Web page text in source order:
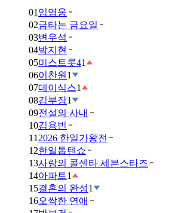
01 임영웅
02금타는 금요일
03변우석
04박지현
05미스트롯41
06이찬원 1
07데이식스1
08김부장1
09전설의 사내
10김용빈
11 2026 한일가왕전
12한일톱텐쇼
13사랑의 콜센타 세븐스타즈
14아파트1
15결혼의 완성1
16오싹한 연애